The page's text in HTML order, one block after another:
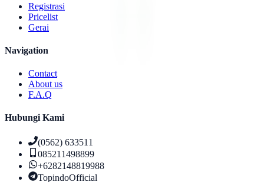
Registrasi
Pricelist
Gerai
Navigation
Contact
About us
F.A.Q
Hubungi Kami
(0562) 633511
085211498899
+6282148819988
TopindoOfficial